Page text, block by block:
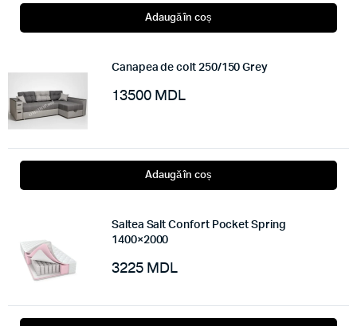
Adaugă în coș
Canapea de colt 250/150 Grey
13500 MDL
Adaugă în coș
Saltea Salt Confort Pocket Spring
1400×2000
3225 MDL